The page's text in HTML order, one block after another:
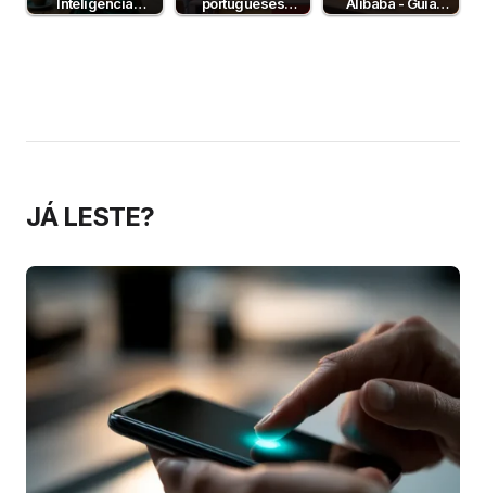
Artificial já
online? Estudo DHL
Completo para
JÁ LESTE?